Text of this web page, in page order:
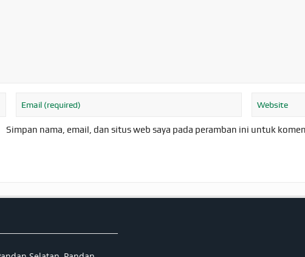
Simpan nama, email, dan situs web saya pada peramban ini untuk